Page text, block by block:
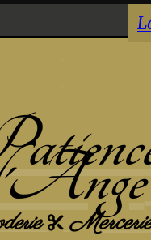

cookies